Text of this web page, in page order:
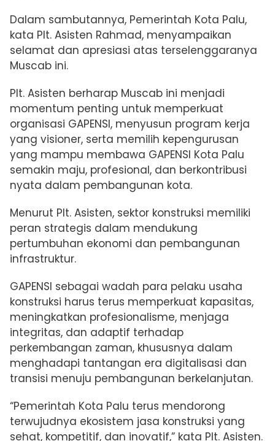
Dalam sambutannya, Pemerintah Kota Palu,
kata Plt. Asisten Rahmad, menyampaikan
selamat dan apresiasi atas terselenggaranya
Muscab ini.
Plt. Asisten berharap Muscab ini menjadi
momentum penting untuk memperkuat
organisasi GAPENSI, menyusun program kerja
yang visioner, serta memilih kepengurusan
yang mampu membawa GAPENSI Kota Palu
semakin maju, profesional, dan berkontribusi
nyata dalam pembangunan kota.
Menurut Plt. Asisten, sektor konstruksi memiliki
peran strategis dalam mendukung
pertumbuhan ekonomi dan pembangunan
infrastruktur.
GAPENSI sebagai wadah para pelaku usaha
konstruksi harus terus memperkuat kapasitas,
meningkatkan profesionalisme, menjaga
integritas, dan adaptif terhadap
perkembangan zaman, khususnya dalam
menghadapi tantangan era digitalisasi dan
transisi menuju pembangunan berkelanjutan.
“Pemerintah Kota Palu terus mendorong
terwujudnya ekosistem jasa konstruksi yang
sehat, kompetitif, dan inovatif,” kata Plt. Asisten.